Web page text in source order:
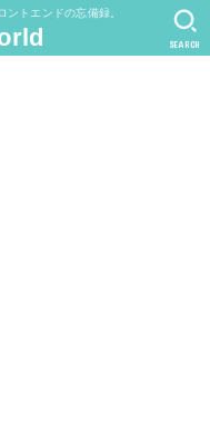
トエンドの忘備録。
SEARCH